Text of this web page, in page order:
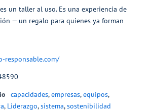
un taller al uso. Es una experiencia de
— un regalo para quienes ya forman
responsable.com/
capacidades,empresas,equipos,
, Liderazgo,sistema,sostenibilidad